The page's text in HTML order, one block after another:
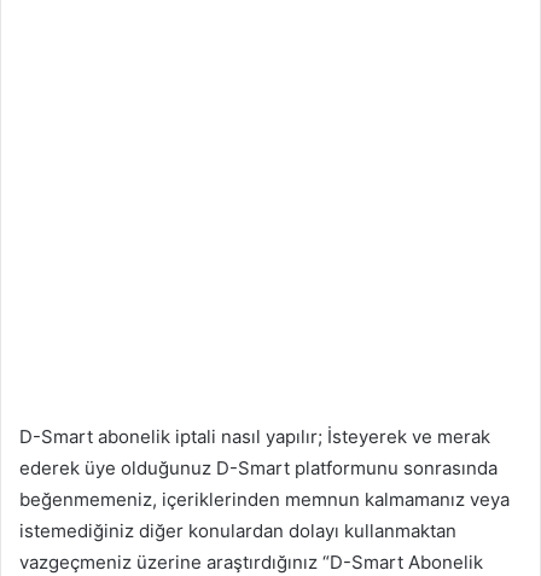
D-Smart abonelik iptali nasıl yapılır; İsteyerek ve merak
ederek üye olduğunuz D-Smart platformunu sonrasında
beğenmemeniz, içeriklerinden memnun kalmamanız veya
istemediğiniz diğer konulardan dolayı kullanmaktan
vazgeçmeniz üzerine araştırdığınız “D-Smart Abonelik